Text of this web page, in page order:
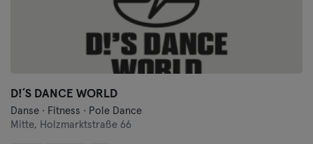
D!´S DANCE WORLD
Danse · Fitness · Pole Dance
Mitte, Holzmarktstraße 66